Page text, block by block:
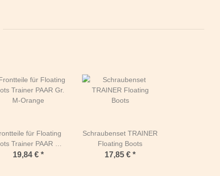
für Floating
Trainer PAAR Gr.
M-Orange
19,84 € *
Schraubenset TRAINER
Floating Boots
17,85 €*